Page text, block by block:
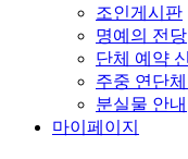
조인게시판
명예의 전당
단체 예약
주중 연단
분실물 안내
마이페이지